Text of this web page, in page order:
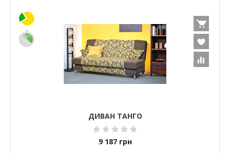
ДИВАН ТАНГО
9 187 грн